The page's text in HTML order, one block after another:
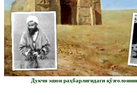
Дукчи эшон раҳбарлигидаги